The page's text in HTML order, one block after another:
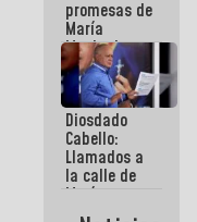
promesas de
María
Machado:
¿Quién le
puede creer?
¿Y la gente
que ella iba
a salvar en
La Guaira?
Diosdado
Cabello:
Llamados a
la calle de
María
Machado se